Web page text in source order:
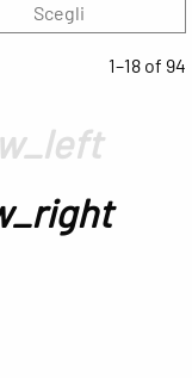
Scegli
1–18 of 94